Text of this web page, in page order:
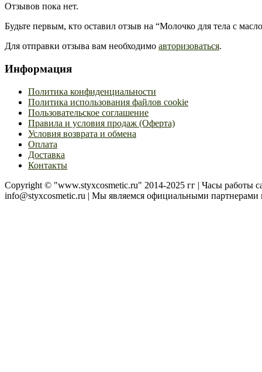
Отзывов пока нет.
Будьте первым, кто оставил отзыв на “Молочко для тела с
Для отправки отзыва вам необходимо авторизоваться.
Информация
Политика конфиденциальности
Политика использования файлов cookie
Пользовательское соглашение
Правила и условия продаж (Оферта)
Условия возврата и обмена
Оплата
Доставка
Контакты
Copyright © "www.styxcosmetic.ru" 2014-2025 гг | Часы работы
info@styxcosmetic.ru | Мы являемся официальными